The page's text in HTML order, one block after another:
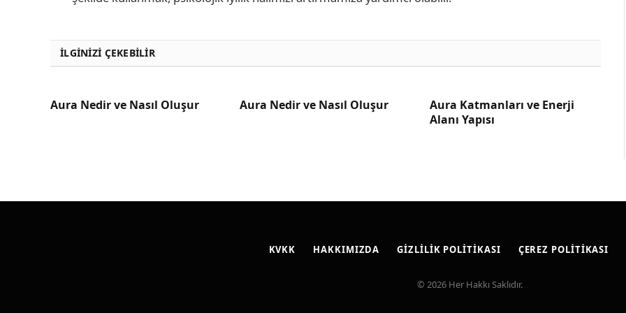
İLGINIZI ÇEKEBILIR
Aura Nedir ve Nasıl Oluşur Aura Nedir ve Nasıl Oluşur
Aura Katmanları ve Enerji
Alanı Yapısı
KVKK HAKKIMIZDA GIZLILIK POLITIKASI ÇEREZ POLITIKASI
© 2026 Her Hakkı Saklıdır.